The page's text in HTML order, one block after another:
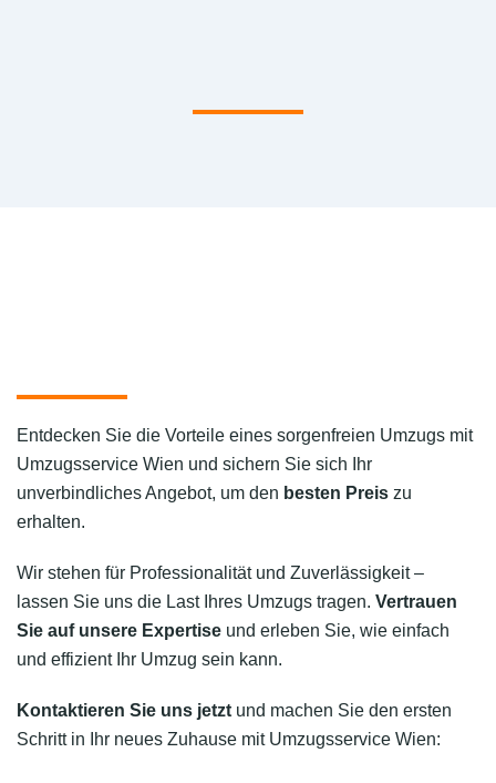
Entdecken Sie die Vorteile eines sorgenfreien Umzugs mit
Umzugsservice Wien und sichern Sie sich Ihr
unverbindliches Angebot, um den besten Preis zu
erhalten.
Wir stehen für Professionalität und Zuverlässigkeit –
lassen Sie uns die Last Ihres Umzugs tragen. Vertrauen
Sie auf unsere Expertise und erleben Sie, wie einfach
und effizient Ihr Umzug sein kann.
Kontaktieren Sie uns jetzt und machen Sie den ersten
Schritt in Ihr neues Zuhause mit Umzugsservice Wien: